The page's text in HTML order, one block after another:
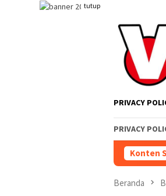
tutup
PRIVACY
PRIVACY
Konten
Yang Jahat, Tetapi Sistem yang
Beranda